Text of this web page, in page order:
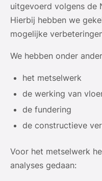
uitgevoerd volgens de
Hierbij hebben we
mogelijke
We hebben onder
het metselwerk
de werking van
de fundering
de constructieve
Voor het metselwerk
analyses gedaan: